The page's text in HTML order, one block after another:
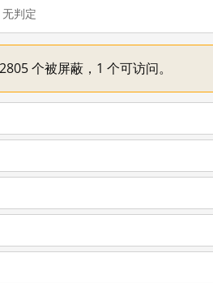
无判定
个被屏蔽，1 个可访问。